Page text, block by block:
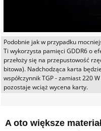
Podobnie jak w przypadku
Ti wykorzysta pamięci GDDR6 o
przełoży się na przepustowość
bitowa). Nadchodząca karta
współczynnik TGP - zamiast 220
pozostaje wciąż wycena karty.
A oto większe